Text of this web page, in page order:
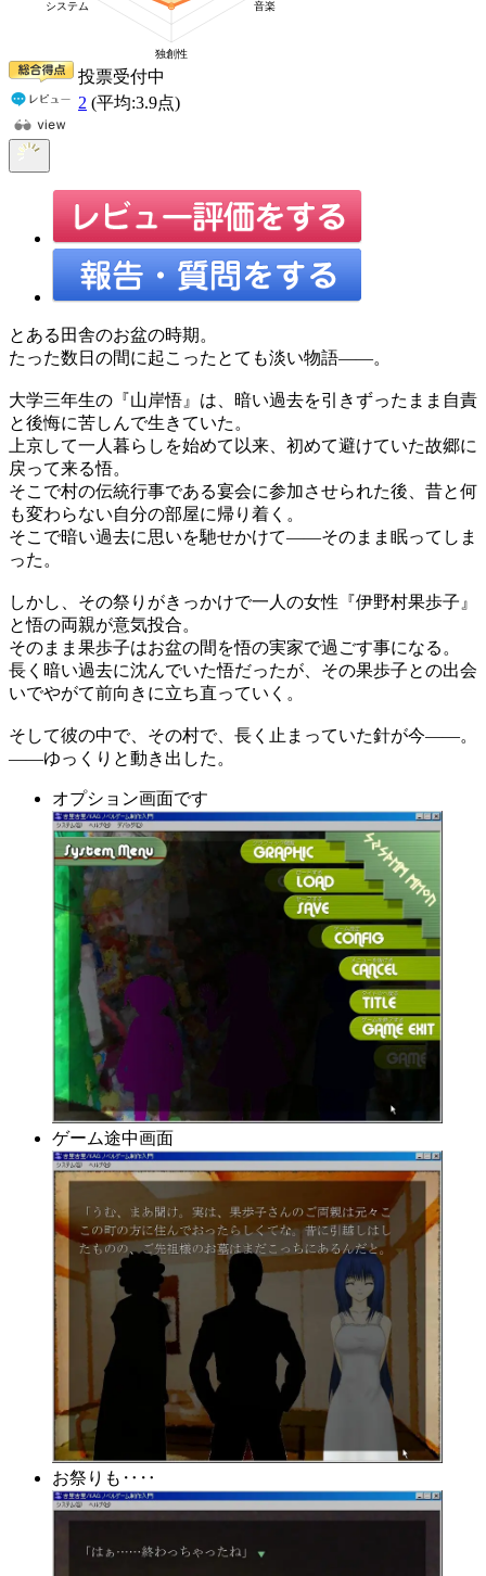
投票受付中
2 (平均:3.9点)
とある田舎のお盆の時期。
たった数日の間に起こったとても淡い物語――。
大学三年生の『山岸悟』は、暗い過去を引きずったまま自責
と後悔に苦しんで生きていた。
上京して一人暮らしを始めて以来、初めて避けていた故郷に
戻って来る悟。
そこで村の伝統行事である宴会に参加させられた後、昔と何
も変わらない自分の部屋に帰り着く。
そこで暗い過去に思いを馳せかけて――そのまま眠ってしま
った。
しかし、その祭りがきっかけで一人の女性『伊野村果歩子』
と悟の両親が意気投合。
そのまま果歩子はお盆の間を悟の実家で過ごす事になる。
長く暗い過去に沈んでいた悟だったが、その果歩子との出会
いでやがて前向きに立ち直っていく。
そして彼の中で、その村で、長く止まっていた針が今――。
――ゆっくりと動き出した。
オプション画面です
ゲーム途中画面
お祭りも‥‥